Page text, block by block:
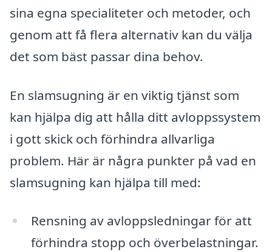
sina egna specialiteter och metoder, och
genom att få flera alternativ kan du välja
det som bäst passar dina behov.
En slamsugning är en viktig tjänst som
kan hjälpa dig att hålla ditt avloppssystem
i gott skick och förhindra allvarliga
problem. Här är några punkter på vad en
slamsugning kan hjälpa till med:
Rensning av avloppsledningar för att
förhindra stopp och överbelastningar.